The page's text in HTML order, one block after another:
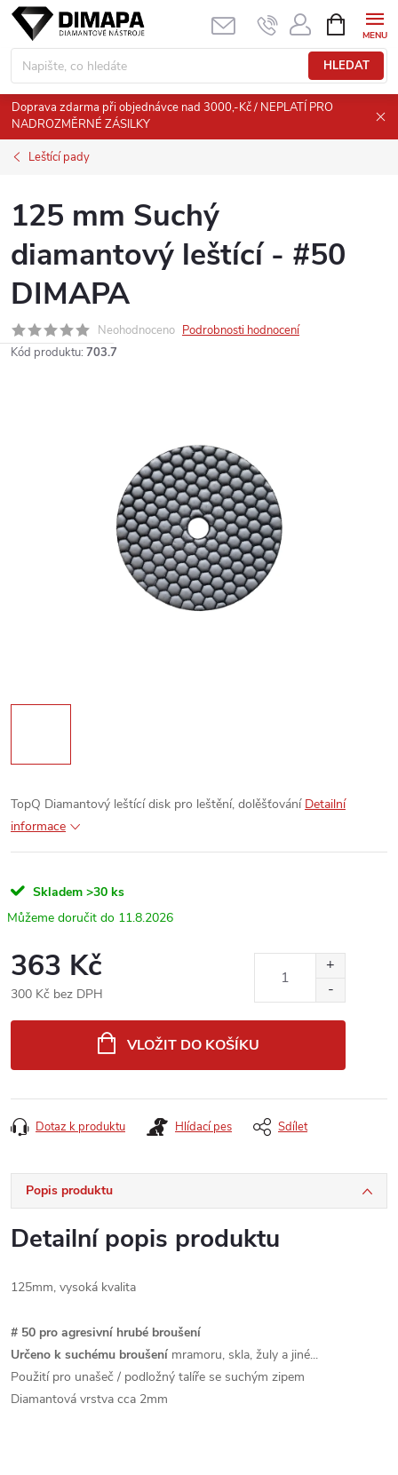
Přejít
obsah
HLEDAT
NÁKUPNÍ
KOŠÍK
Doprava zdarma při objednávce nad 3000,-Kč / NEPLATÍ PRO
NADROZMĚRNÉ ZÁSILKY
Leštící pady
125 mm Suchý
diamantový leštící - #50
DIMAPA
Neohodnoceno Podrobnosti hodnocení
Kód produktu: 703.7
TopQ Diamantový leštící disk pro leštění, dolěšťování Detailní
informace
Skladem >30 ks
11.8.2026
363 Kč
300 Kč bez DPH
VLOŽIT DO KOŠÍKU
Dotaz k produktu Hlídací pes Sdílet
Popis produktu
Detailní popis produktu
125mm, vysoká kvalita
# 50 pro agresivní hrubé broušení
Určeno k suchému broušení mramoru, skla, žuly a jiné...
Použití pro unašeč / podložný talíře se suchým zipem
Diamantová vrstva cca 2mm